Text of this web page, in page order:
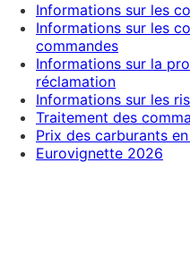
Informations sur les
Informations sur les
commandes
Informations sur la
réclamation
Informations sur les
Traitement des
Prix des carburants
Eurovignette 2026